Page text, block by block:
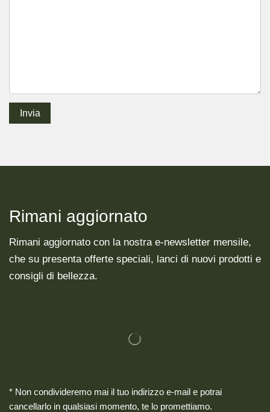
Rimani aggiornato
Rimani aggiornato con la nostra e-newsletter mensile,
che su presenta offerte speciali, lanci di nuovi prodotti e
consigli di bellezza.
* Non condivideremo mai il tuo indirizzo e-mail e potrai
cancellarlo in qualsiasi momento, te lo promettiamo.